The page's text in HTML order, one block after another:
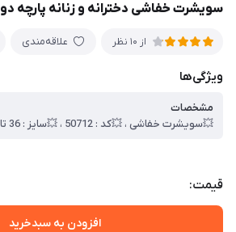
سویشرت خفاشی دخترانه و زنانه پارچه
از 10 نظر علاقه‌مندی
ویژگی‌ها
مشخصات
قیمت:
افزودن به سبدخرید